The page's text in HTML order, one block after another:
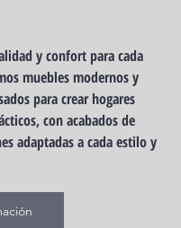
y confort para cada
muebles modernos y
para crear hogares
con acabados de
adaptadas a cada estilo y